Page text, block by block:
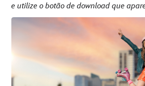
e utilize o botão de download que